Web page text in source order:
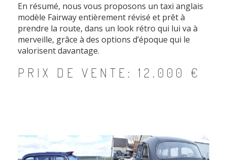
En résumé, nous vous proposons un taxi anglais
modèle Fairway entièrement révisé et prêt à
prendre la route, dans un look rétro qui lui va à
merveille, grâce à des options d’époque qui le
valorisent davantage.
PRIX DE VENTE: 12.000 €